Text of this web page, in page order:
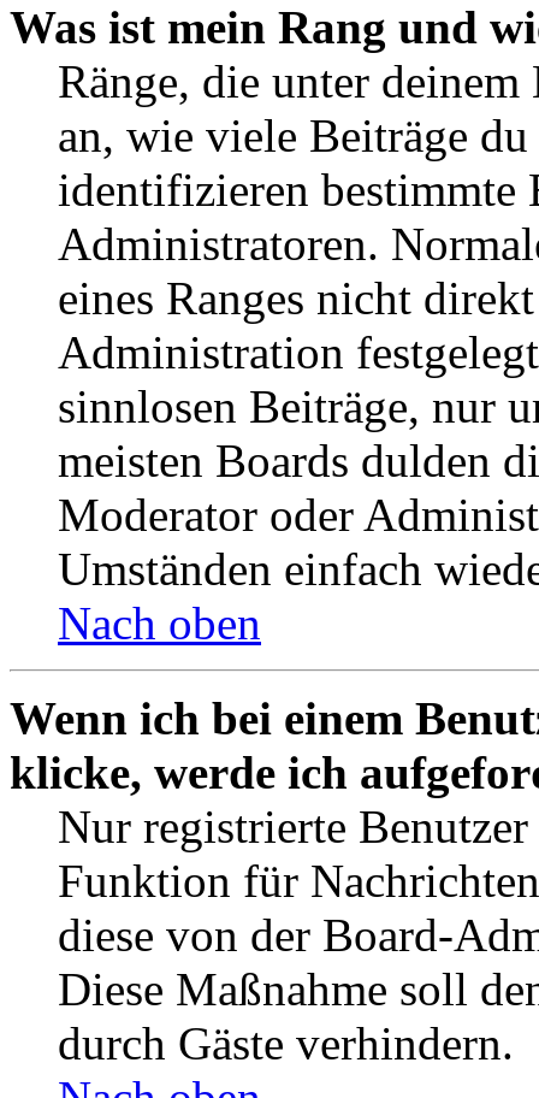
Was ist mein Rang und
Ränge, die unter deinem
an, wie viele Beiträge
identifizieren bestimmte
Administratoren.
eines Ranges nicht
Administration
sinnlosen Beiträge, nur
meisten Boards dulden
Moderator oder
Umständen einfach
Nach oben
Wenn ich bei einem
klicke, werde ich
Nur registrierte
Funktion für
diese von der Board-
Diese Maßnahme soll
durch Gäste verhindern.